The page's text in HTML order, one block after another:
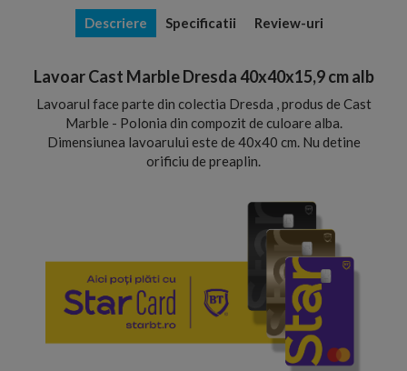
Descriere Specificatii Review-uri
Lavoar Cast Marble Dresda 40x40x15,9 cm alb
Lavoarul face parte din colectia Dresda , produs de Cast
Marble - Polonia din compozit de culoare alba.
Dimensiunea lavoarului este de 40x40 cm. Nu detine
orificiu de preaplin.